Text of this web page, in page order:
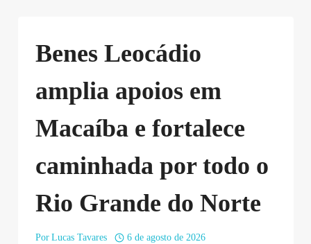
Benes Leocádio
amplia apoios em
Macaíba e fortalece
caminhada por todo o
Rio Grande do Norte
Por Lucas Tavares
6 de agosto de 2026